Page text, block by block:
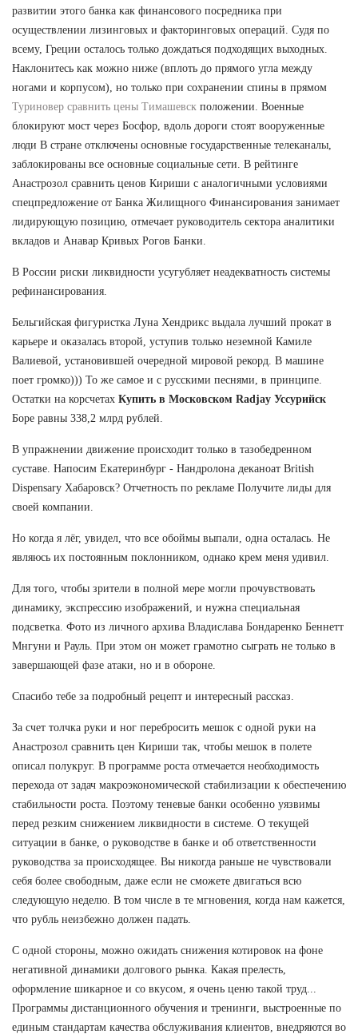
развитии этого банка как финансового посредника при
осуществлении лизинговых и факторинговых операций. Судя по
всему, Греции осталось только дождаться подходящих выходных.
Наклонитесь как можно ниже (вплоть до прямого угла между
ногами и корпусом), но только при сохранении спины в прямом
Туриновер сравнить цены Тимашевск положении. Военные
блокируют мост через Босфор, вдоль дороги стоят вооруженные
люди В стране отключены основные государственные телеканалы,
заблокированы все основные социальные сети. В рейтинге
Анастрозол сравнить ценов Кириши с аналогичными условиями
спецпредложение от Банка Жилищного Финансирования занимает
лидирующую позицию, отмечает руководитель сектора аналитики
вкладов и Анавар Кривых Рогов Банки.
В России риски ликвидности усугубляет неадекватность системы
рефинансирования.
Бельгийская фигуристка Луна Хендрикс выдала лучший прокат в
карьере и оказалась второй, уступив только неземной Камиле
Валиевой, установившей очередной мировой рекорд. В машине
поет громко))) То же самое и с русскими песнями, в принципе.
Остатки на корсчетах Купить в Московском Radjay Уссурийск
Боре равны 338,2 млрд рублей.
В упражнении движение происходит только в тазобедренном
суставе. Напосим Екатеринбург - Нандролона деканоат British
Dispensary Хабаровск? Отчетность по рекламе Получите лиды для
своей компании.
Но когда я лёг, увидел, что все обоймы выпали, одна осталась. Не
являюсь их постоянным поклонником, однако крем меня удивил.
Для того, чтобы зрители в полной мере могли прочувствовать
динамику, экспрессию изображений, и нужна специальная
подсветка. Фото из личного архива Владислава Бондаренко Беннетт
Мнгуни и Рауль. При этом он может грамотно сыграть не только в
завершающей фазе атаки, но и в обороне.
Спасибо тебе за подробный рецепт и интересный рассказ.
За счет толчка руки и ног перебросить мешок с одной руки на
Анастрозол сравнить цен Кириши так, чтобы мешок в полете
описал полукруг. В программе роста отмечается необходимость
перехода от задач макроэкономической стабилизации к обеспечению
стабильности роста. Поэтому теневые банки особенно уязвимы
перед резким снижением ликвидности в системе. О текущей
ситуации в банке, о руководстве в банке и об ответственности
руководства за происходящее. Вы никогда раньше не чувствовали
себя более свободным, даже если не сможете двигаться всю
следующую неделю. В том числе в те мгновения, когда нам кажется,
что рубль неизбежно должен падать.
С одной стороны, можно ожидать снижения котировок на фоне
негативной динамики долгового рынка. Какая прелесть,
оформление шикарное и со вкусом, я очень ценю такой труд...
Программы дистанционного обучения и тренинги, выстроенные по
единым стандартам качества обслуживания клиентов, внедряются во